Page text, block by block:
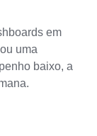
em
uma
baixo, a